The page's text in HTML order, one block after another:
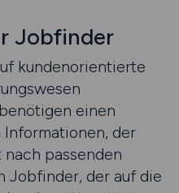
Jobfinder
kundenorientierte
einen
der
passenden
Jobfinder, der auf die